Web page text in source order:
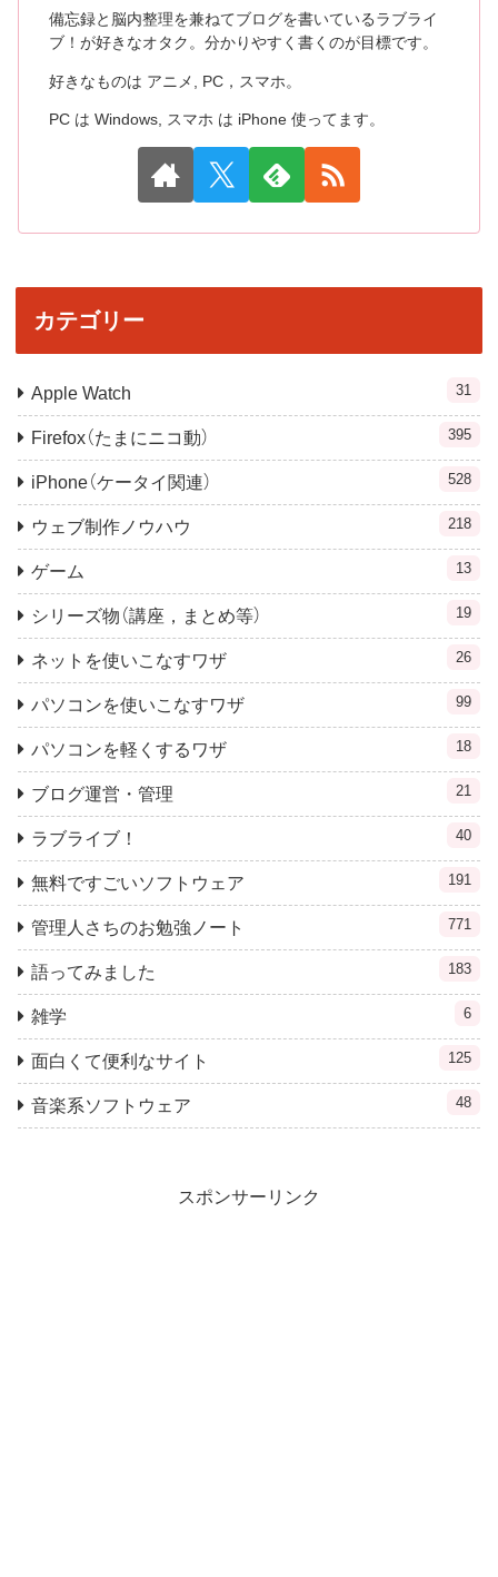
備忘録と脳内整理を兼ねてブログを書いているラブライ
ブ！が好きなオタク。分かりやすく書くのが目標です。
好きなものは アニメ, PC，スマホ。
PC は Windows, スマホ は iPhone 使ってます。
カテゴリー
Apple Watch 31
Firefox（たまにニコ動） 395
iPhone（ケータイ関連） 528
ウェブ制作ノウハウ 218
ゲーム 13
シリーズ物（講座，まとめ等） 19
ネットを使いこなすワザ 26
パソコンを使いこなすワザ 99
パソコンを軽くするワザ 18
ブログ運営・管理 21
ラブライブ！ 40
無料ですごいソフトウェア 191
管理人さちのお勉強ノート 771
語ってみました 183
雑学 6
面白くて便利なサイト 125
音楽系ソフトウェア 48
スポンサーリンク